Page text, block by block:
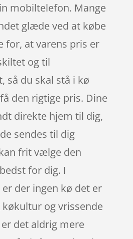
mobiltelefon. Mange
glæde ved at købe
for, at varens pris er
og til
så du skal stå i kø
den rigtige pris. Dine
direkte hjem til dig,
sendes til dig
frit vælge den
for dig. I
der ingen kø det er
og vrissende
det aldrig mere